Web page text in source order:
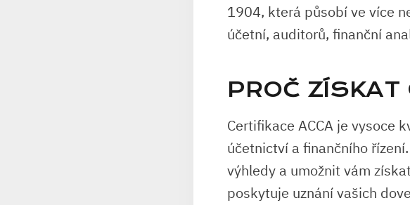
1904, která působí ve více
účetní, auditorů, finanční
PROČ ZÍSKAT
Certifikace ACCA je vysoce
účetnictví a finančního
výhledy a umožnit vám
poskytuje uznání vašich